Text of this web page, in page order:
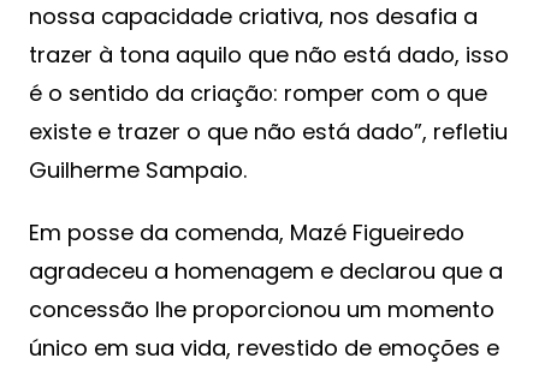
nossa capacidade criativa, nos desafia a
trazer à tona aquilo que não está dado, isso
é o sentido da criação: romper com o que
existe e trazer o que não está dado”, refletiu
Guilherme Sampaio.
Em posse da comenda, Mazé Figueiredo
agradeceu a homenagem e declarou que a
concessão lhe proporcionou um momento
único em sua vida, revestido de emoções e